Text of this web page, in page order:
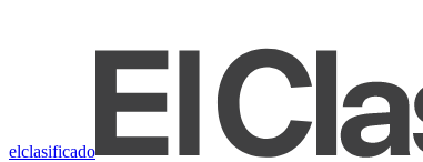
elclasificado